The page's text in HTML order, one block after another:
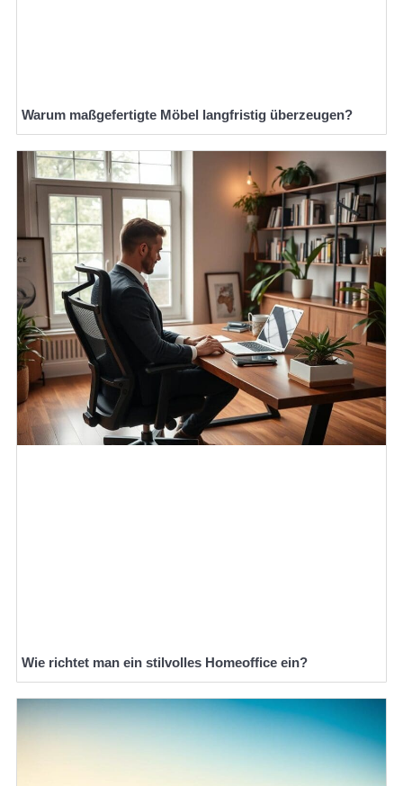
Warum maßgefertigte Möbel langfristig überzeugen?
Wie richtet man ein stilvolles Homeoffice ein?